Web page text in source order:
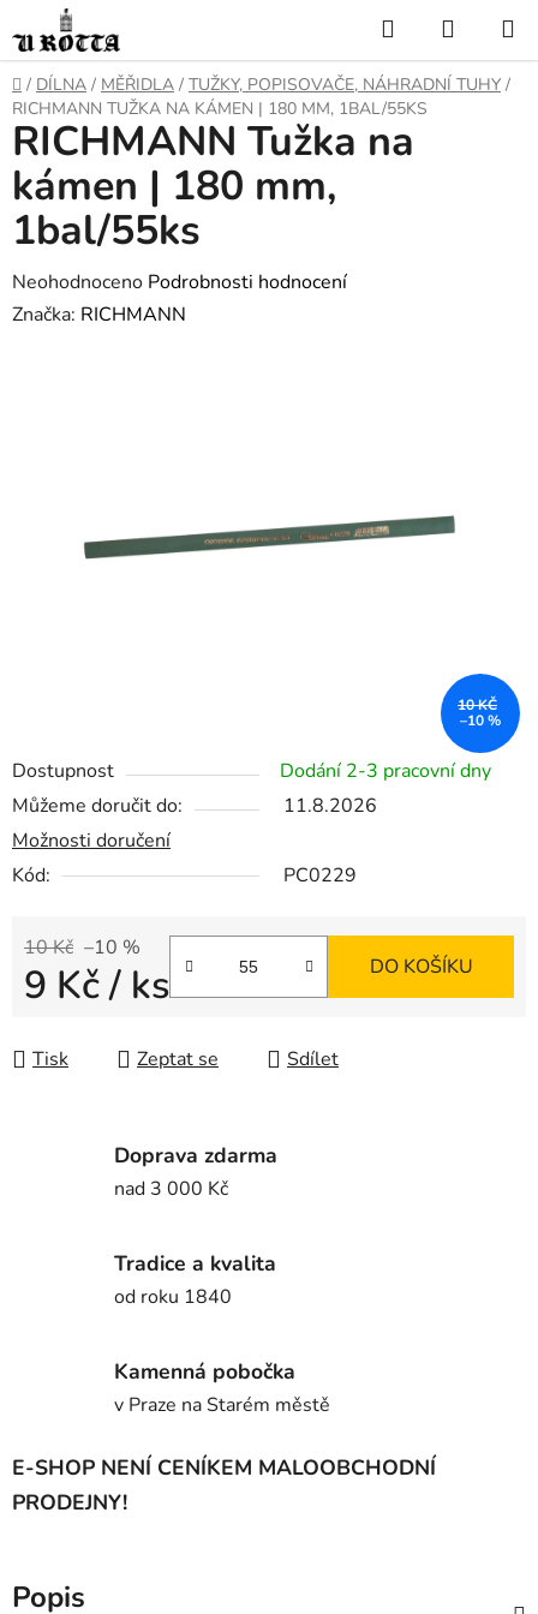
na
obsah
Hledat
KOŠÍK
DOMŮ
/ DÍLNA / MĚŘIDLA / TUŽKY, POPISOVAČE, NÁHRADNÍ TUHY /
RICHMANN TUŽKA NA KÁMEN | 180 MM, 1BAL/55KS
Dostupnost
Dodání 2-3 pracovní dny
Můžeme doručit do:
11.8.2026
Možnosti doručení
Kód:
PC0229
10 Kč –10 %
9 Kč/ ks DO KOŠÍKU
Tisk Zeptat se Sdílet
RICHMANN Tužka na
kámen | 180 mm,
1bal/55ks
Průměrné
hodnocení
Neohodnoceno Podrobnosti hodnocení
Značka: RICHMANN
10 KČ
–10 %
Doprava zdarma
nad 3 000 Kč
Tradice a kvalita
od roku 1840
Kamenná pobočka
v Praze na Starém městě
E-SHOP NENÍ CENÍKEM MALOOBCHODNÍ
PRODEJNY!
Popis